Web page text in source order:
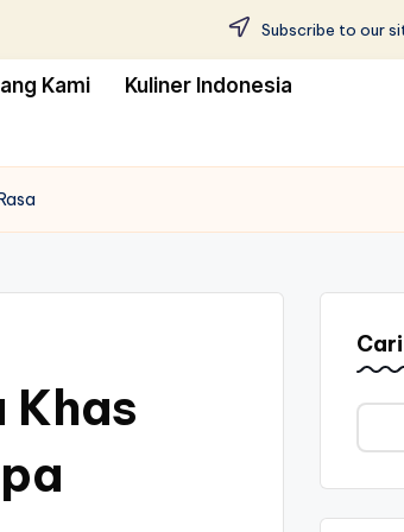
Subscribe to our
Kami Kuliner Indonesia
Khas
Cari